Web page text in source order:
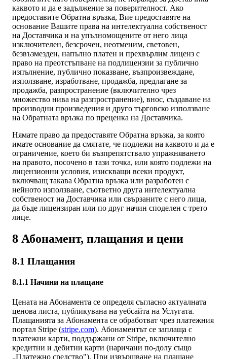
каквото и да е задължение за поверителност. Ако
предоставите Обратна връзка, Вие предоставяте на
основание Вашите права на интелектуална собственост
на Доставчика и на упълномощените от него лица
изключителен, безсрочен, неотменим, световен,
безвъзмезден, напълно платен и прехвърлим лиценз с
право на преотстъпване на подлицензии за публично
изпълнение, публично показване, възпроизвеждане,
използване, изработване, продажба, предлагане за
продажба, разпространение (включително чрез
множество нива на разпространение), внос, създаване на
производни произведения и друго търговско използване
на Обратната връзка по преценка на Доставчика.
Нямате право да предоставяте Обратна връзка, за която
имате основание да смятате, че подлежи на каквото и да е
ограничение, което би възпрепятствало упражняването
на правото, посочено в тази точка, или която подлежи на
лицензионни условия, изискващи всеки продукт,
включващ такава Обратна връзка или разработен с
нейното използване, съответно друга интелектуална
собственост на Доставчика или свързаните с него лица,
да бъде лицензиран или по друг начин споделен с трето
лице.
8 Абонамент, плащания и цени
8.1 Плащания
8.1.1 Начини на плащане
Цената на Абонамента се определя съгласно актуалната
ценова листа, публикувана на уебсайта на Услугата.
Плащанията за Абонамента се обработват чрез платежния
портал Stripe (stripe.com). Абонаментът се заплаща с
платежни карти, поддържани от Stripe, включително
кредитни и дебитни карти (наричани по-долу също
„Платежно средство"). При извършване на плащане